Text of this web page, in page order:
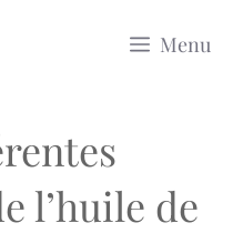
Menu
l’huile de